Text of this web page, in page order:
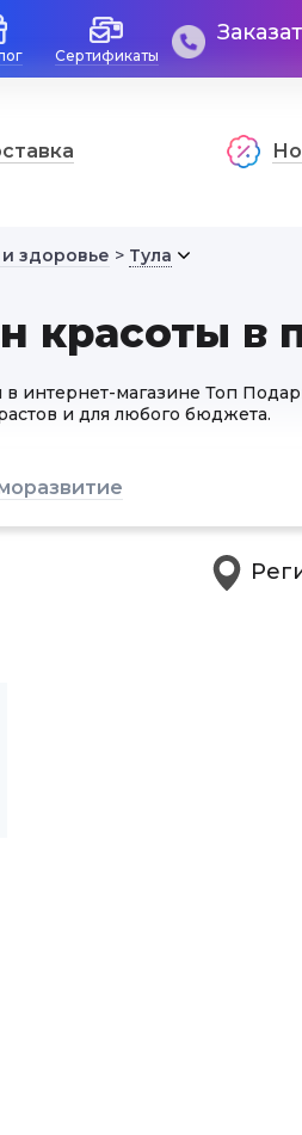
Сертификаты
здоровье > Тула
красоты в
интернет-магазине Топ
и для любого бюджета.